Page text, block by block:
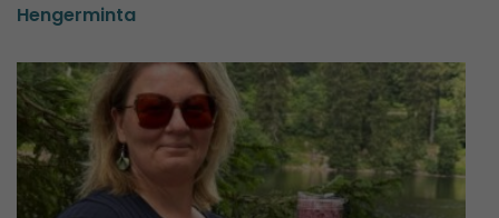
Hengerminta